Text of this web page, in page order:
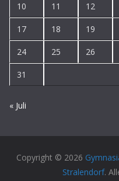
10 11 12
17 18 19
24 25 26
31
« Juli
Copyright © 2026
Stralendorf.